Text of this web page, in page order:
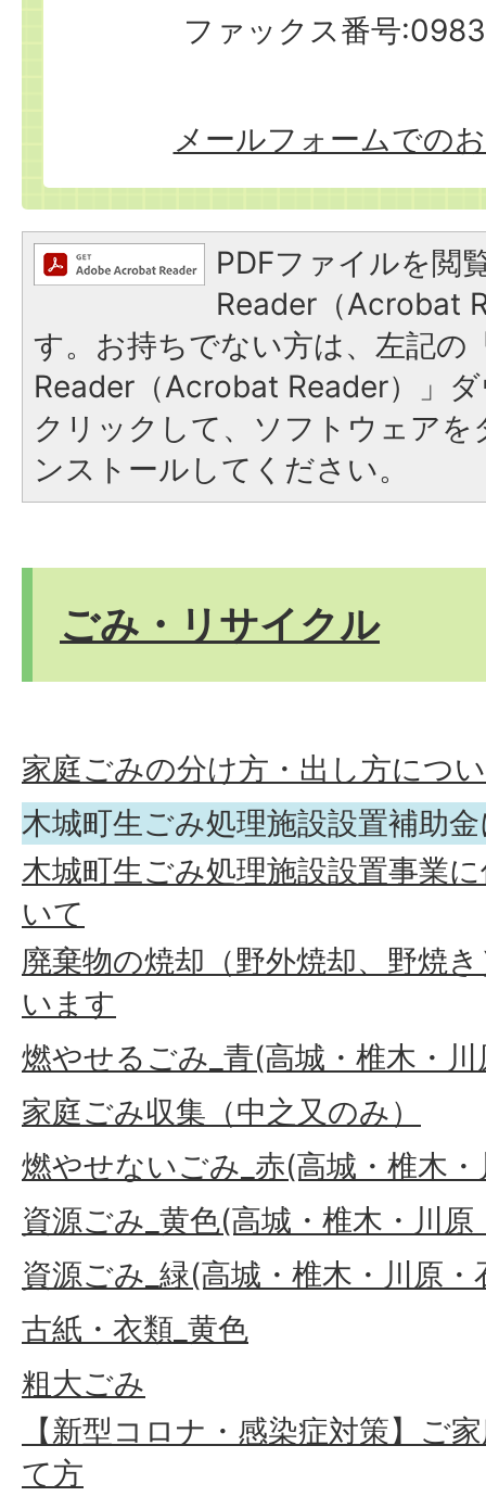
ファックス番号
メールフォームでの
PDFファイルを閲
Reader（Acrobat
す。お持ちでない方は、左記の
Reader（Acrobat Reader）」
クリックして、ソフトウェア
ンストールしてください。
ごみ・リサイクル
家庭ごみの分け方・出し方につ
木城町生ごみ処理施設設置補助
木城町生ごみ処理施設設置事業
いて
廃棄物の焼却（野外焼却、野焼
います
燃やせるごみ_青(高城・椎木・
家庭ごみ収集（中之又のみ）
燃やせないごみ_赤(高城・椎木
資源ごみ_黄色(高城・椎木・川原
資源ごみ_緑(高城・椎木・川原・
古紙・衣類_黄色
粗大ごみ
【新型コロナ・感染症対策】ご
て方